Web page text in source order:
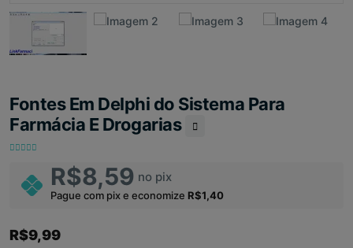
Fontes Em Delphi do Sistema Para
Farmácia E Drogarias
R$8,59 no pix
Pague com pix e economize R$1,40
R$9,99